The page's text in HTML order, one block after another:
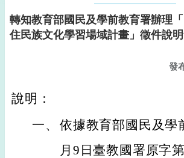
轉知教育部國民及學前教育署辦理
住民族文化學習場域計畫」徵件說
發
說明：
一、 依據教育部國民及學
月9日臺教國署原字